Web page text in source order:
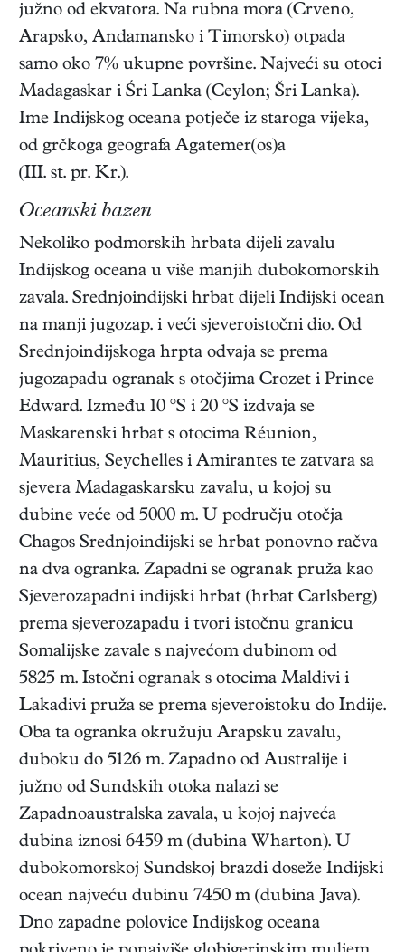
južno od ekvatora. Na rubna mora (Crveno,
Arapsko, Andamansko i Timorsko) otpada
samo oko 7% ukupne površine. Najveći su otoci
Madagaskar i Śri Lanka (Ceylon; Šri Lanka).
Ime Indijskog oceana potječe iz staroga vijeka,
od grčkoga geografa Agatemer(os)a
(III. st. pr. Kr.).
Oceanski bazen
Nekoliko podmorskih hrbata dijeli zavalu
Indijskog oceana u više manjih dubokomorskih
zavala. Srednjoindijski hrbat dijeli Indijski ocean
na manji jugozap. i veći sjeveroistočni dio. Od
Srednjoindijskoga hrpta odvaja se prema
jugozapadu ogranak s otočjima Crozet i Prince
Edward. Između 10 °S i 20 °S izdvaja se
Maskarenski hrbat s otocima Réunion,
Mauritius, Seychelles i Amirantes te zatvara sa
sjevera Madagaskarsku zavalu, u kojoj su
dubine veće od 5000 m. U području otočja
Chagos Srednjoindijski se hrbat ponovno račva
na dva ogranka. Zapadni se ogranak pruža kao
Sjeverozapadni indijski hrbat (hrbat Carlsberg)
prema sjeverozapadu i tvori istočnu granicu
Somalijske zavale s najvećom dubinom od
5825 m. Istočni ogranak s otocima Maldivi i
Lakadivi pruža se prema sjeveroistoku do Indije.
Oba ta ogranka okružuju Arapsku zavalu,
duboku do 5126 m. Zapadno od Australije i
južno od Sundskih otoka nalazi se
Zapadnoaustralska zavala, u kojoj najveća
dubina iznosi 6459 m (dubina Wharton). U
dubokomorskoj Sundskoj brazdi doseže Indijski
ocean najveću dubinu 7450 m (dubina Java).
Dno zapadne polovice Indijskog oceana